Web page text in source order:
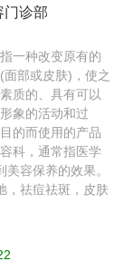
门诊部
一种改变原有的
部或皮肤)，使之
质的、具有可以
象的活动和过
的而使用的产品
科，通常指医学
容保养的效果。
，祛痘祛斑，皮肤